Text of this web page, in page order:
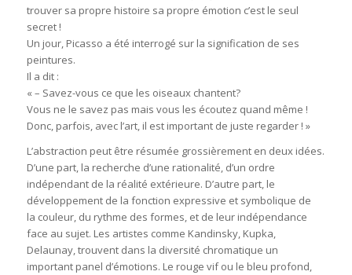
trouver sa propre histoire sa propre émotion c’est le seul
secret !
Un jour, Picasso a été interrogé sur la signification de ses
peintures.
Il a dit :
« – Savez-vous ce que les oiseaux chantent?
Vous ne le savez pas mais vous les écoutez quand même !
Donc, parfois, avec l’art, il est important de juste regarder ! »
L’abstraction peut être résumée grossièrement en deux idées.
D’une part, la recherche d’une rationalité, d’un ordre
indépendant de la réalité extérieure. D’autre part, le
développement de la fonction expressive et symbolique de
la couleur, du rythme des formes, et de leur indépendance
face au sujet. Les artistes comme Kandinsky, Kupka,
Delaunay, trouvent dans la diversité chromatique un
important panel d’émotions. Le rouge vif ou le bleu profond,